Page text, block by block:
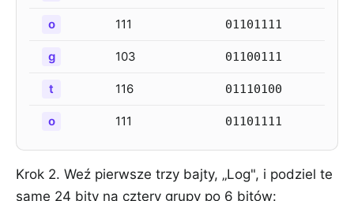
o 111 01101111
g 103 01100111
t 116 01110100
o 111 01101111
Krok 2. Weź pierwsze trzy bajty, „Log", i podziel te
same 24 bity na cztery grupy po 6 bitów: